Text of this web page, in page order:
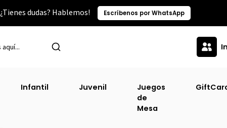
¿Tienes dudas? Hablemos! Escríbenos por WhatsApp
Infantil Juvenil
Juegos
de
Mesa
Extraños Llamando